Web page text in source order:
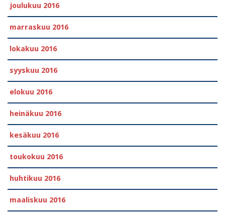
joulukuu 2016
marraskuu 2016
lokakuu 2016
syyskuu 2016
elokuu 2016
heinäkuu 2016
kesäkuu 2016
toukokuu 2016
huhtikuu 2016
maaliskuu 2016